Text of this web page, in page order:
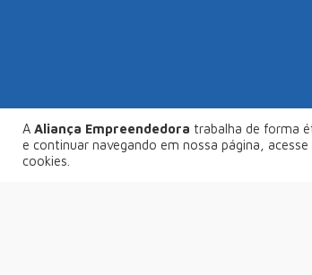
A Aliança Empreendedora trabalha de forma
e continuar navegando em nossa página, acesse
cookies.